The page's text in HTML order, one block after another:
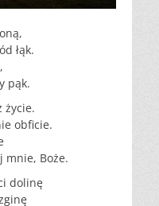
łąk.
pąk.
życie.
obficie.
mnie, Boże.
dolinę